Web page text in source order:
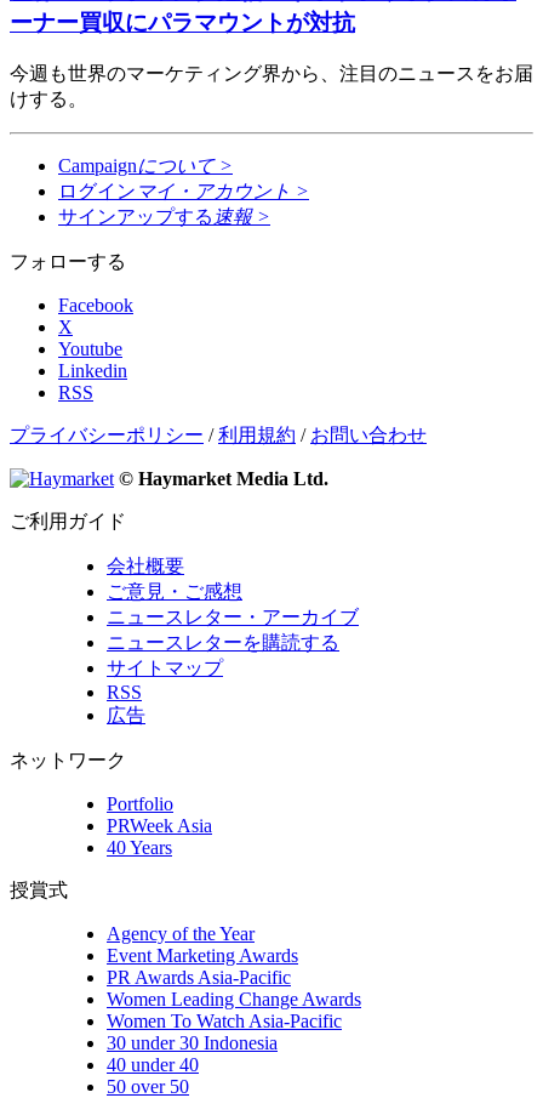
ーナー買収にパラマウントが対抗
今週も世界のマーケティング界から、注目のニュースをお届
けする。
Campaignについて >
ログイン マイ・アカウント >
サインアップする 速報 >
フォローする
Facebook
X
Youtube
Linkedin
RSS
プライバシーポリシー /利用規約 / お問い合わせ
© Haymarket Media Ltd.
ご利用ガイド
会社概要
ご意見・ご感想
ニュースレター・アーカイブ
ニュースレターを購読する
サイトマップ
RSS
広告
ネットワーク
Portfolio
PRWeek Asia
40 Years
授賞式
Agency of the Year
Event Marketing Awards
PR Awards Asia-Pacific
Women Leading Change Awards
Women To Watch Asia-Pacific
30 under 30 Indonesia
40 under 40
50 over 50